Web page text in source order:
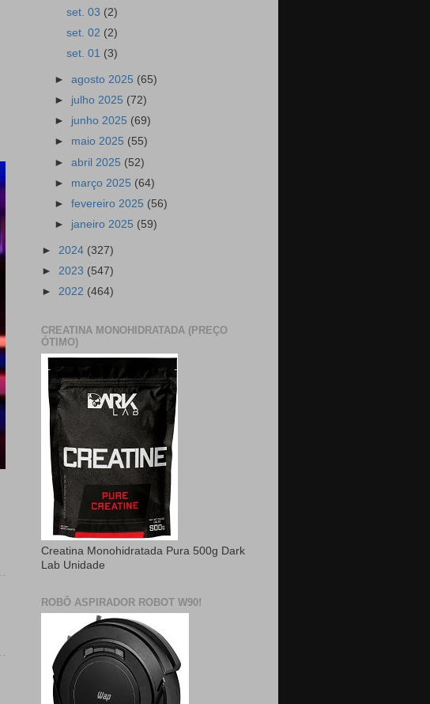
set. 03 (2)
set. 02 (2)
set. 01 (3)
►agosto 2025 (65)
► julho 2025 (72)
► junho 2025 (69)
► maio 2025 (55)
►abril 2025 (52)
► março 2025 (64)
►fevereiro 2025 (56)
► janeiro 2025 (59)
► 2024 (327)
► 2023 (547)
► 2022 (464)
CREATINA MONOHIDRATADA (PREÇO
ÓTIMO)
Creatina Monohidratada Pura 500g Dark
Lab Unidade
ROBÔ ASPIRADOR ROBOT W90!